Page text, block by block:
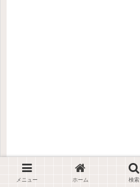
メニュー ホーム 検索